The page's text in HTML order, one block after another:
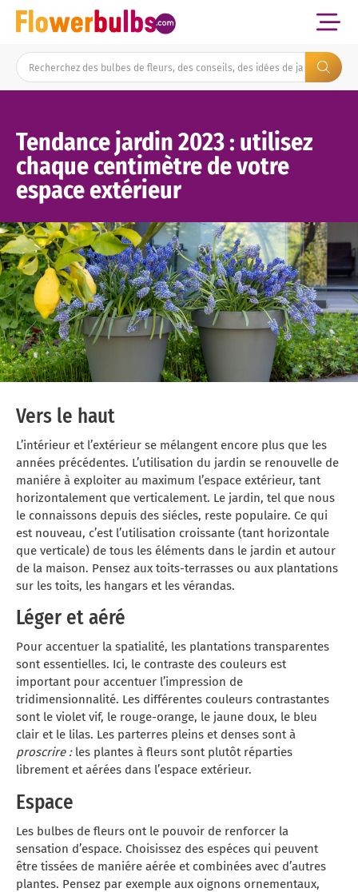
Tendance jardin 2023 : utilisez
chaque centimètre de votre
espace extérieur
Vers le haut
L’intérieur et l’extérieur se mélangent encore plus que les
années précédentes. L’utilisation du jardin se renouvelle de
maniére à exploiter au maximum l’espace extérieur, tant
horizontalement que verticalement. Le jardin, tel que nous
le connaissons depuis des siécles, reste populaire. Ce qui
est nouveau, c’est l’utilisation croissante (tant horizontale
que verticale) de tous les éléments dans le jardin et autour
de la maison. Pensez aux toits-terrasses ou aux plantations
sur les toits, les hangars et les vérandas.
Léger et aéré
Pour accentuer la spatialité, les plantations transparentes
sont essentielles. Ici, le contraste des couleurs est
important pour accentuer l’impression de
tridimensionnalité. Les différentes couleurs contrastantes
sont le violet vif, le rouge-orange, le jaune doux, le bleu
clair et le lilas. Les parterres pleins et denses sont à
proscrire :les plantes à fleurs sont plutôt réparties
librement et aérées dans l’espace extérieur.
Espace
Les bulbes de fleurs ont le pouvoir de renforcer la
sensation d’espace. Choisissez des espéces qui peuvent
être tissées de maniére aérée et combinées avec d’autres
plantes. Pensez par exemple aux oignons ornementaux,